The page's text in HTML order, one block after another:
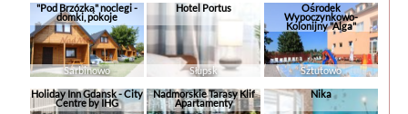
"Pod Brzózką" noclegi -
domki, pokoje
Sarbinowo
Hotel Portus
Słupsk
Ośrodek
Wypoczynkowo-
Kolonijny "Alga"
Sztutowo
Holiday Inn Gdansk - City
Centre by IHG
Nadmorskie Tarasy Klif
Apartamenty
Nika